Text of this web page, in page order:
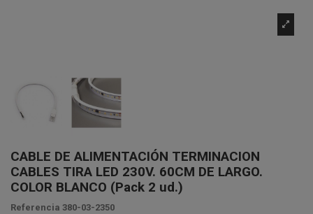
CABLE DE ALIMENTACIÓN TERMINACION
CABLES TIRA LED 230V. 60CM DE LARGO.
COLOR BLANCO (Pack 2 ud.)
Referencia 380-03-2350